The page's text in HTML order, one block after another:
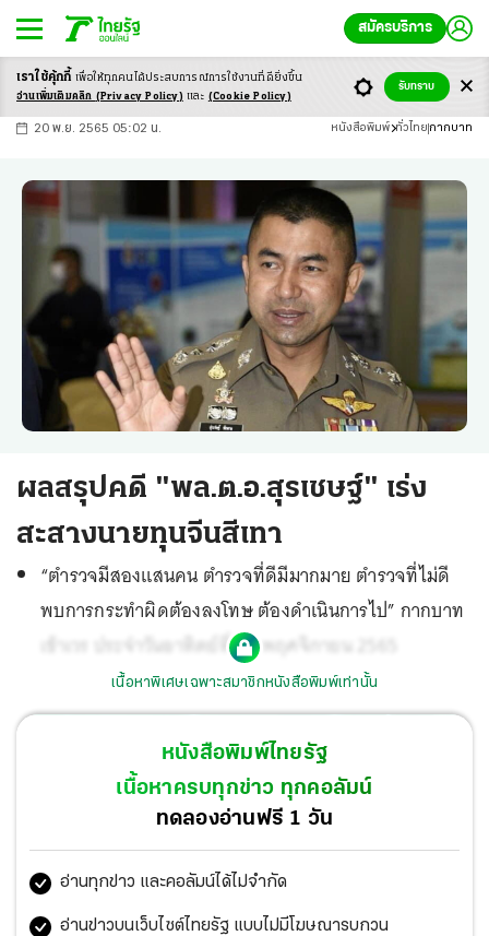
สมัครบริการ
-ก ก ก+
20 พ.ย. 2565 05:02 น. หนังสือพิมพ์ ทั่วไทยกากบาท
ผลสรุปคดี "พล.ต.อ.สุรเชษฐ์" เร่ง
สะสางนายทุนจีนสีเทา
“ตำรวจมีสองแสนคน ตำรวจที่ดีมีมากมาย ตำรวจที่ไม่ดี
พบการกระทำผิดต้องลงโทษ ต้องดำเนินการไป” กากบาท
เข้าเวร ประจำวันอาทิตย์ที่ 20 พฤศจิกายน 2565
เนื้อหาพิเศษเฉพาะสมาชิกหนังสือพิมพ์เท่านั้น
หนังสือพิมพ์ไทยรัฐ
เนื้อหาครบทุกข่าว ทุกคอลัมน์
ทดลองอ่านฟรี 1 วัน
อ่านทุกข่าว และคอลัมน์ได้ไม่จำกัด
อ่านข่าวบนเว็บไซต์ไทยรัฐ แบบไม่มีโฆษณารบกวน
เราใช้คุ้กกี้ เพื่อให้ทุกคนได้ประสบการณ์การใช้งานที่ดียิ่งขึ้น
อ่านเพิ่มเติมคลิก (Privacy Policy) และ (Cookie Policy)
รับทราบ